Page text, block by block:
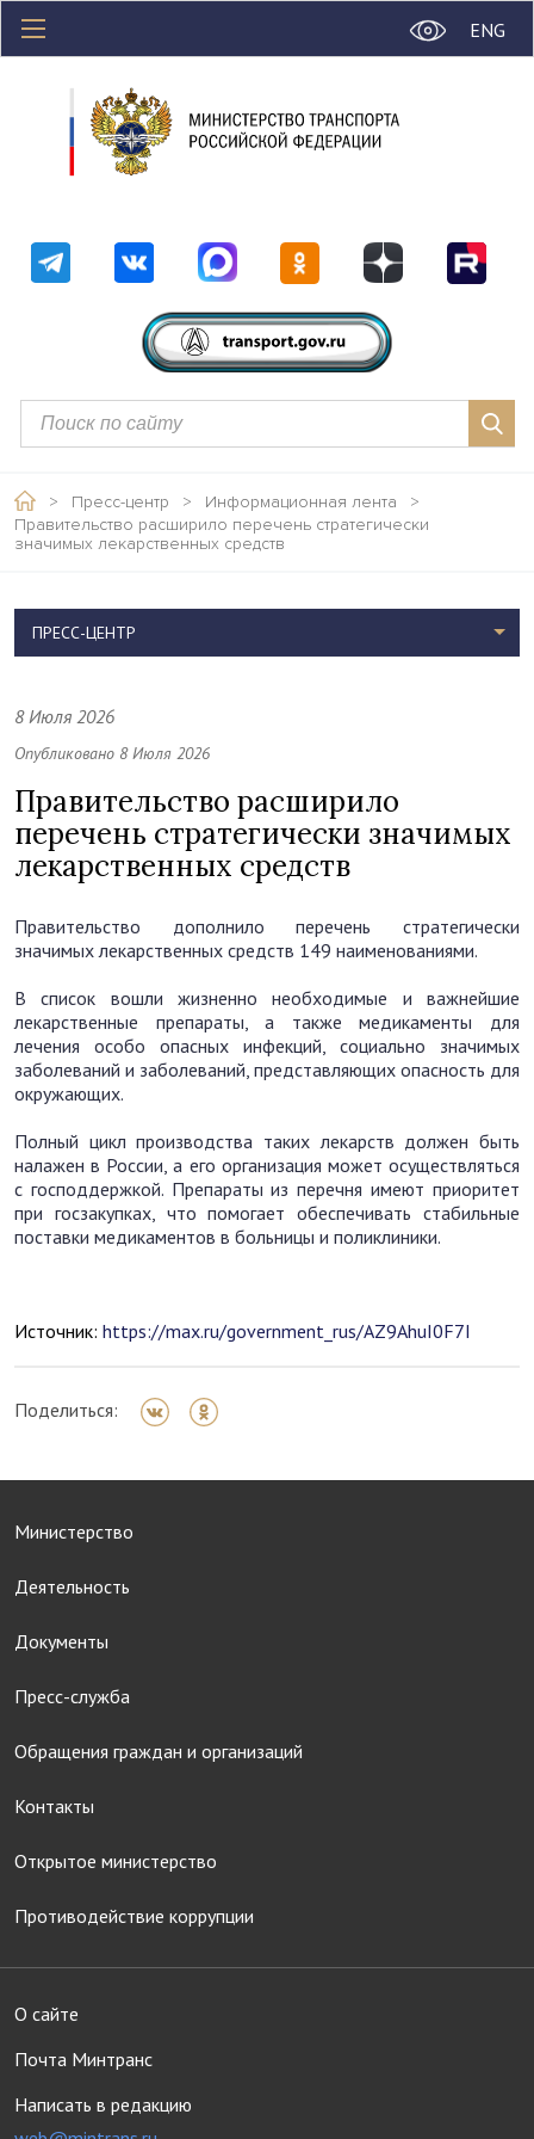
ENG
> Пресс-центр > Информационная лента
>
Правительство расширило перечень стратегически
значимых лекарственных средств
8 Июля 2026
Опубликовано 8 Июля 2026
Правительство расширило
перечень стратегически значимых
лекарственных средств
Правительство дополнило перечень стратегически
значимых лекарственных средств 149 наименованиями.
В список вошли жизненно необходимые и важнейшие
лекарственные препараты, а также медикаменты для
лечения особо опасных инфекций, социально значимых
заболеваний и заболеваний, представляющих опасность для
окружающих.
Полный цикл производства таких лекарств должен быть
налажен в России, а его организация может осуществляться
с господдержкой. Препараты из перечня имеют приоритет
при госзакупках, что помогает обеспечивать стабильные
поставки медикаментов в больницы и поликлиники.
Источник: https://max.ru/government_rus/AZ9AhuI0F7I
Поделиться:
ПРЕСС-ЦЕНТР
Министерство
Деятельность
Документы
Пресс-служба
Обращения граждан и организаций
Контакты
Открытое министерство
Противодействие коррупции
О сайте
Почта Минтранс
Написать в редакцию